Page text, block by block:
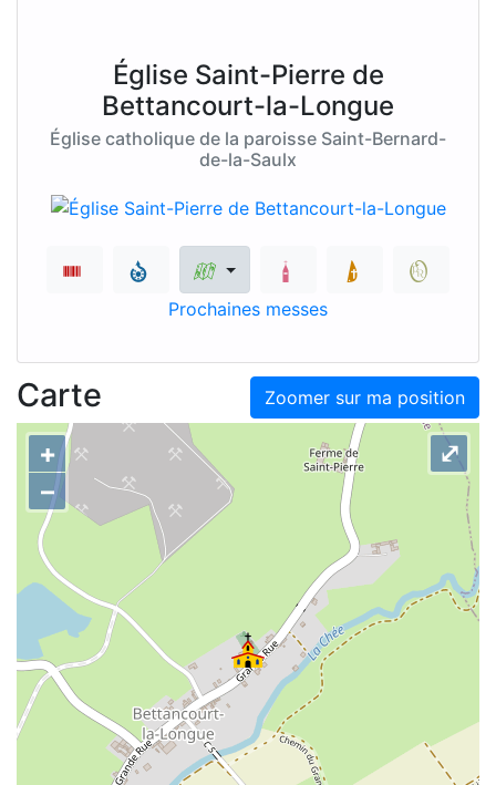
Église Saint-Pierre de
Bettancourt-la-Longue
Église catholique de la paroisse Saint-Bernard-
de-la-Saulx
Prochaines messes
Zoomer sur ma position
Carte
+
–
⤢